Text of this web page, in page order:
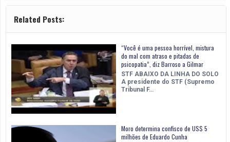
Related Posts:
“Você é uma pessoa horrível, mistura
do mal com atraso e pitadas de
psicopatia”, diz Barroso a Gilmar
STF ABAIXO DA LINHA DO SOLO
A presidente do STF (Supremo
Tribunal F…
Moro determina confisco de US$ 5
milhões de Eduardo Cunha